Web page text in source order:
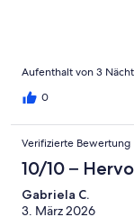
Aufenthalt von 3
0
Verifizierte Bewertung
10/10 –
Gabriela C.
3. März 2026